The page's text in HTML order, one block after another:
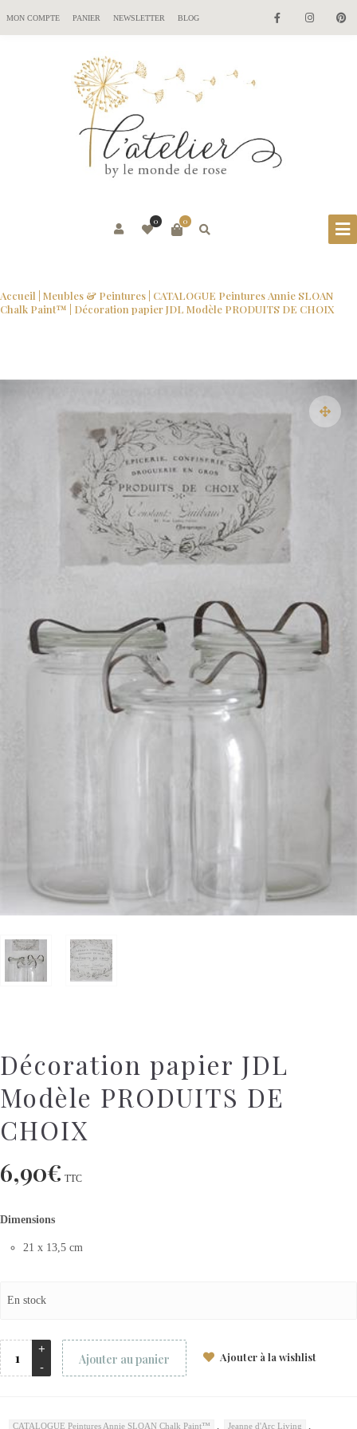
MON COMPTE PANIER NEWSLETTER BLOG
0
0
Accueil Meubles & Peintures CATALOGUE Peintures Annie SLOAN
Chalk Paint™ | Décoration papier JDL Modèle PRODUITS DE CHOIX
Décoration papier JDL
Modèle PRODUITS DE
CHOIX
6,90€ TTC
Dimensions
21 x 13,5 cm
En stock
Ajouter au panier Ajouter à la wishlist
CATALOGUE Peintures Annie SLOAN Chalk Paint™ Jeanne d'Arc Living